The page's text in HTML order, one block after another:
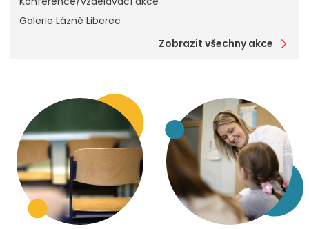
Galerie Lázně Liberec
Zobrazit všechny akce